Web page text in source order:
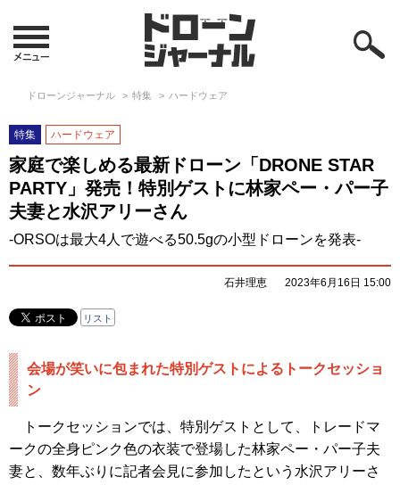
ドローンジャーナル 特集 ハードウェア
特集 ハードウェア
家庭で楽しめる最新ドローン「DRONE STAR
PARTY」発売！特別ゲストに林家ペー・パー子
夫妻と水沢アリーさん
-ORSOは最大4人で遊べる50.5gの小型ドローンを発表-
石井理恵 2023年6月16日 15:00
リスト
会場が笑いに包まれた特別ゲストによるトークセッショ
ン
トークセッションでは、特別ゲストとして、トレードマ
ークの全身ピンク色の衣装で登場した林家ペー・パー子夫
妻と、数年ぶりに記者会見に参加したという水沢アリーさ